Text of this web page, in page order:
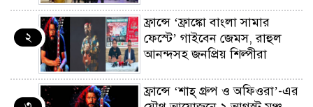
২
ফ্রান্সে ‘ফ্রাঙ্কো বাংলা সামার
ফেস্টে’ গাইবেন জেমস, রাহুল
আনন্দসহ জনপ্রিয় শিল্পীরা
ফ্রান্সে ‘শাহ্ গ্রুপ ও অফিওরা’-এর